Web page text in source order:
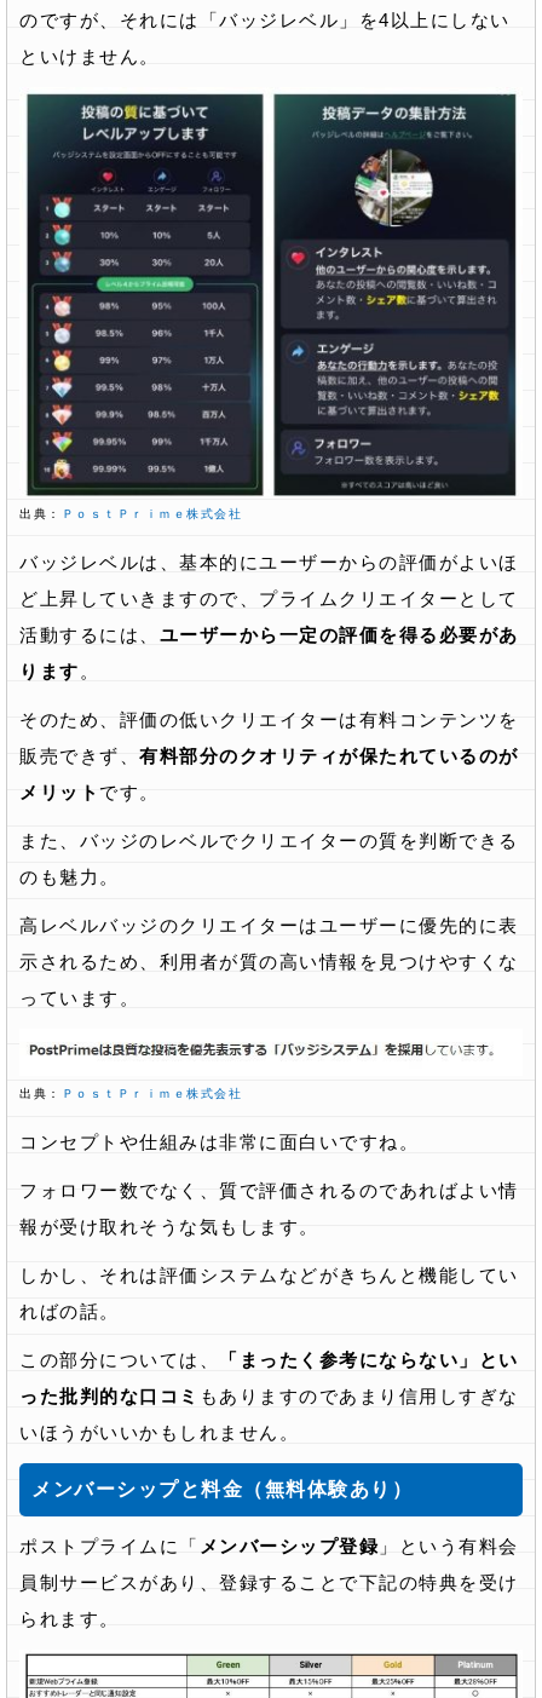
のですが、それには「バッジレベル」を4以上にしない
といけません。
出典： ＰｏｓｔＰｒｉｍｅ株式会社
バッジレベルは、基本的にユーザーからの評価がよいほ
ど上昇していきますので、プライムクリエイターとして
活動するには、 ユーザーから一定の評価を得る必要があ
ります 。
そのため、評価の低いクリエイターは有料コンテンツを
販売できず、 有料部分のクオリティが保たれているのが
メリット です。
また、バッジのレベルでクリエイターの質を判断できる
のも魅力。
高レベルバッジのクリエイターはユーザーに優先的に表
示されるため、利用者が質の高い情報を見つけやすくな
っています。
出典： ＰｏｓｔＰｒｉｍｅ株式会社
コンセプトや仕組みは非常に面白いですね。
フォロワー数でなく、質で評価されるのであればよい情
報が受け取れそうな気もします。
しかし、それは評価システムなどがきちんと機能してい
ればの話。
この部分については、
「まったく参考にならない」とい
った批判的な口コミ もありますのであまり信用しすぎな
いほうがいいかもしれません。
メンバーシップと料金（無料体験あり）
ポストプライムに「 メンバーシップ登録 」という有料会
員制サービスがあり、登録することで下記の特典を受け
られます。